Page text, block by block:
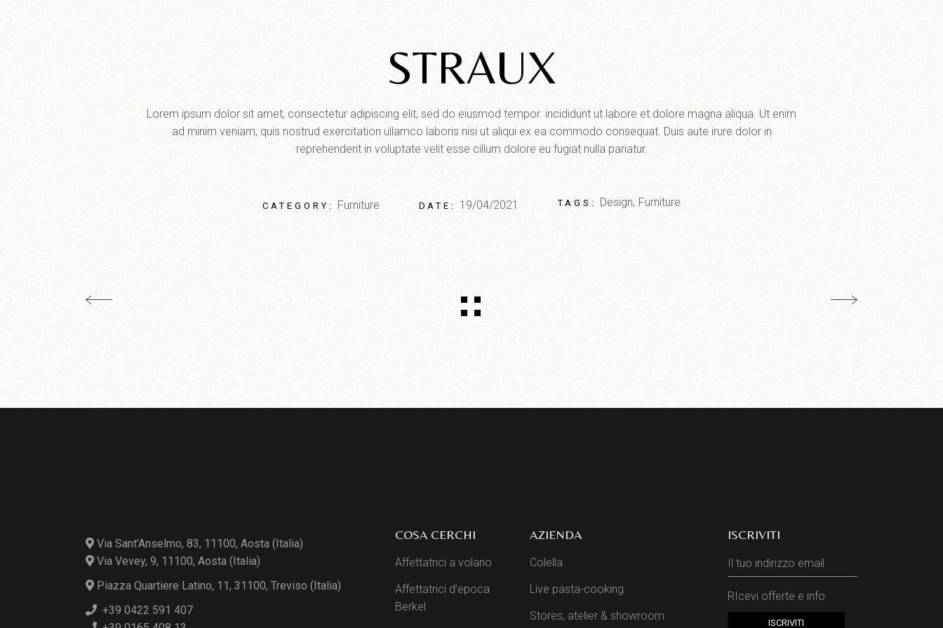
STRAUX
Lorem ipsum dolor sit amet, consectetur adipiscing elit, sed do eiusmod tempor. incididunt ut labore et dolore magna aliqua. Ut enim
ad minim veniam, quis nostrud exercitation ullamco laboris nisi ut aliqui ex ea commodo consequat. Duis aute irure dolor in
reprehenderit in voluptate velit esse cillum dolore eu fugiat nulla pariatur.
CATEGORY: Furniture DATE: 19/04/2021 TAGS: Design Furniture
Via Sant’Anselmo, 83, 11100, Aosta (Italia)
Via Vevey, 9, 11100, Aosta (Italia)
Piazza Quartiere Latino, 11, 31100, Treviso (Italia)
+39 0422 591 407
COSA CERCHI
Affettatrici a volano
Affettatrici d’epoca
Berkel
AZIENDA
Colella
Live pasta-cooking
Stores, atelier & showroom
ISCRIVITI
RIcevi offerte e info